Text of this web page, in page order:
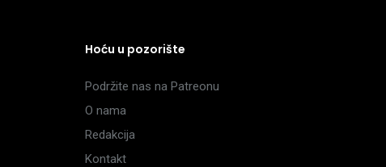
Hoću u pozorište
Podržite nas na Patreonu
O nama
Redakcija
Kontakt